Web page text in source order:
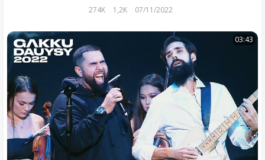
274K 1,2K 07/11/2022
03:43